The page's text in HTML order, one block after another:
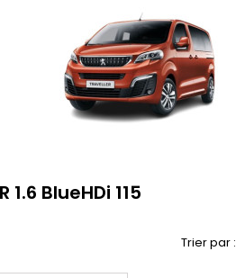
1.6 BlueHDi 115
Trier par :